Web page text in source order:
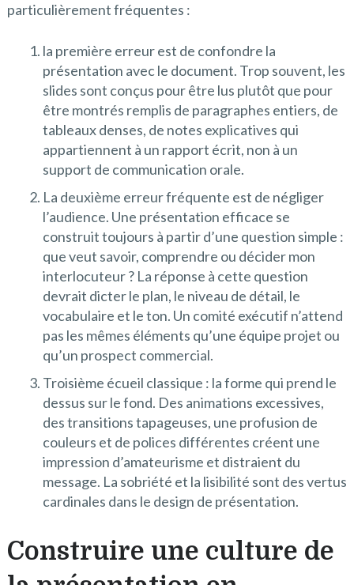
particulièrement fréquentes :
la première erreur est de confondre la
présentation avec le document. Trop souvent, les
slides sont conçus pour être lus plutôt que pour
être montrés remplis de paragraphes entiers, de
tableaux denses, de notes explicatives qui
appartiennent à un rapport écrit, non à un
support de communication orale.
La deuxième erreur fréquente est de négliger
l’audience. Une présentation efficace se
construit toujours à partir d’une question simple :
que veut savoir, comprendre ou décider mon
interlocuteur ? La réponse à cette question
devrait dicter le plan, le niveau de détail, le
vocabulaire et le ton. Un comité exécutif n’attend
pas les mêmes éléments qu’une équipe projet ou
qu’un prospect commercial.
Troisième écueil classique : la forme qui prend le
dessus sur le fond. Des animations excessives,
des transitions tapageuses, une profusion de
couleurs et de polices différentes créent une
impression d’amateurisme et distraient du
message. La sobriété et la lisibilité sont des vertus
cardinales dans le design de présentation.
Construire une culture de